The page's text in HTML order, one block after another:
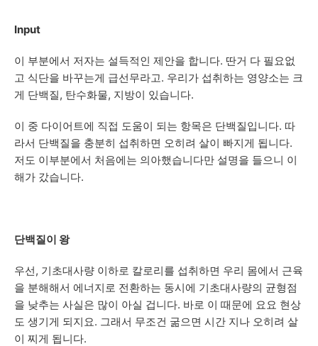
Input
이 부분에서 저자는 설득적인 제안을 합니다. 딴거 다 필요없
고 식단을 바꾸는게 급선무라고. 우리가 섭취하는 영양소는 크
게 단백질, 탄수화물, 지방이 있습니다.
이 중 다이어트에 직접 도움이 되는 항목은 단백질입니다. 따
라서 단백질을 충분히 섭취하면 오히려 살이 빠지게 됩니다.
저도 이부분에서 처음에는 의아했습니다만 설명을 들으니 이
해가 갔습니다.
단백질이 왕
우선, 기초대사량 이하로 칼로리를 섭취하면 우리 몸에서 근육
을 분해해서 에너지로 전환하는 동시에 기초대사량의 균형점
을 낮추는 사실은 많이 아실 겁니다. 바로 이 때문에 요요 현상
도 생기게 되지요. 그래서 무조건 굶으면 시간 지나 오히려 살
이 찌게 됩니다.